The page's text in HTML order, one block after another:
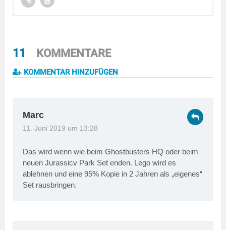
11 KOMMENTARE
KOMMENTAR HINZUFÜGEN
Marc
11. Juni 2019 um 13:28
Das wird wenn wie beim Ghostbusters HQ oder beim
neuen Jurassicv Park Set enden. Lego wird es
ablehnen und eine 95% Kopie in 2 Jahren als „eigenes“
Set rausbringen.